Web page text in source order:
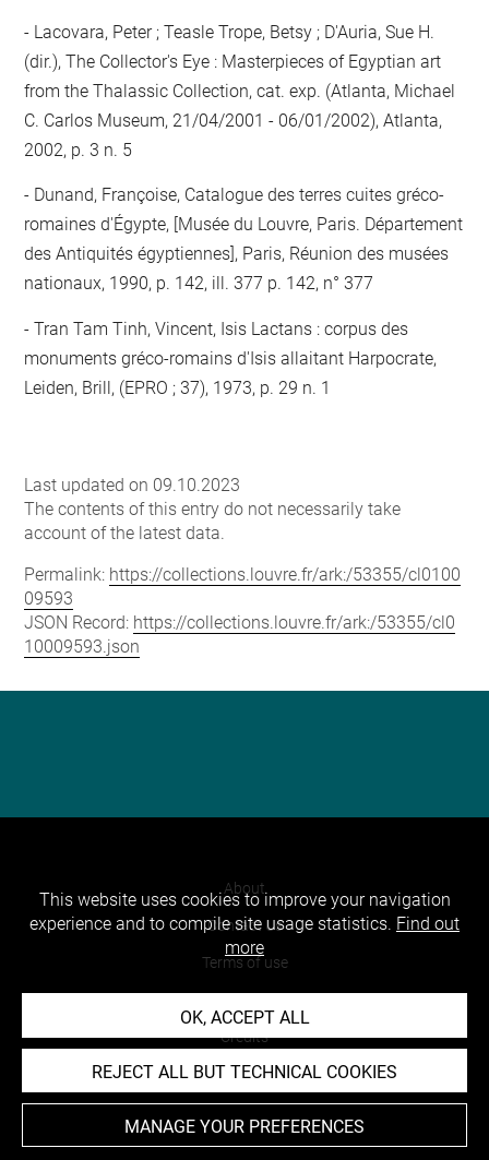
Lacovara, Peter ; Teasle Trope, Betsy ; D'Auria, Sue H.
(dir.), The Collector's Eye : Masterpieces of Egyptian art
from the Thalassic Collection, cat. exp. (Atlanta, Michael
C. Carlos Museum, 21/04/2001 - 06/01/2002), Atlanta,
2002, p. 3 n. 5
Dunand, Françoise, Catalogue des terres cuites gréco-
romaines d'Égypte, [Musée du Louvre, Paris. Département
des Antiquités égyptiennes], Paris, Réunion des musées
nationaux, 1990, p. 142, ill. 377 p. 142, n° 377
Tran Tam Tinh, Vincent, Isis Lactans : corpus des
monuments gréco-romains d'Isis allaitant Harpocrate,
Leiden, Brill, (EPRO ; 37), 1973, p. 29 n. 1
Last updated on 09.10.2023
The contents of this entry do not necessarily take
account of the latest data.
Permalink: https://collections.louvre.fr/ark:/53355/cl0100
09593
JSON Record: https://collections.louvre.fr/ark:/53355/cl0
10009593.json
About
Contact Us
Terms of use
Cookies
Credits
Accessibility : non compliant
This website uses cookies to improve your navigation
experience and to compile site usage statistics. Find out
more
OK, ACCEPT ALL
REJECT ALL BUT TECHNICAL COOKIES
MANAGE YOUR PREFERENCES